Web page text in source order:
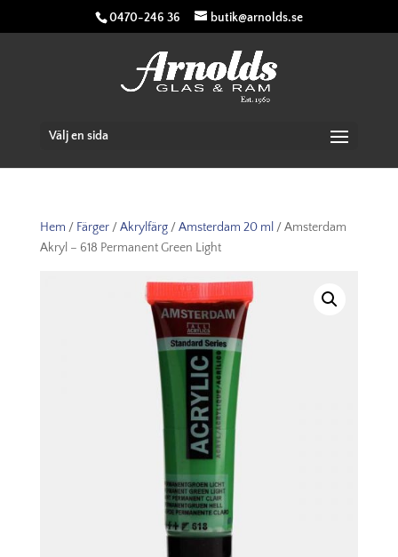
0470-246 36 butik@arnolds.se
Välj en sida
Hem / Färger/Akrylfärg/Amsterdam 20 ml / Amsterdam
Akryl – 618 Permanent Green Light